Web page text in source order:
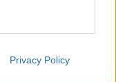
Privacy Policy